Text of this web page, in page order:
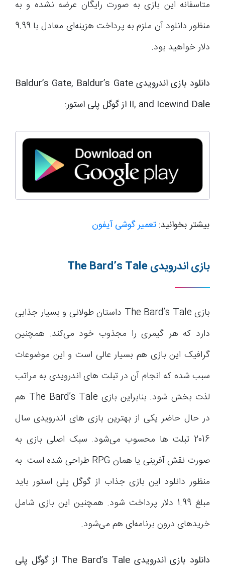
متاسفانه این بازی به صورت رایگان عرضه نشده و به
منظور دانلود آن ملزم به پرداخت هزینه‌ای معادل با 9.99
دلار خواهید بود.
دانلود بازی اندرویدی Baldur’s Gate, Baldur’s Gate
II, and Icewind Dale از گوگل پلی استور:
بیشتر بخوانید: تعمیر گوشی آیفون
بازی اندرویدیThe Bard’s Tale
بازی The Bard’s Tale داستان طولانی و بسیار جذابی
دارد که هر گیمری را مجذوب خود می‌کند. همچنین
گرافیک این بازی هم بسیار عالی است و این موضوعات
سبب شده که انجام آن در تبلت های اندرویدی به مراتب
لذت بخش شود. بنابراین بازی The Bard’s Tale هم
در حال حاضر یکی از بهترین بازی های اندرویدی سال
2016 تبلت ها محسوب می‌شود. سبک اصلی بازی به
صورت نقش آفرینی یا همان RPG طراحی شده است. به
منظور دانلود این بازی جذاب از گوگل پلی استور باید
مبلغ 1.99 دلار پرداخت شود. همچنین این بازی شامل
خریدهای درون برنامه‌ای هم می‌شود.
دانلود بازی اندرویدی The Bard’s Tale از گوگل پلی